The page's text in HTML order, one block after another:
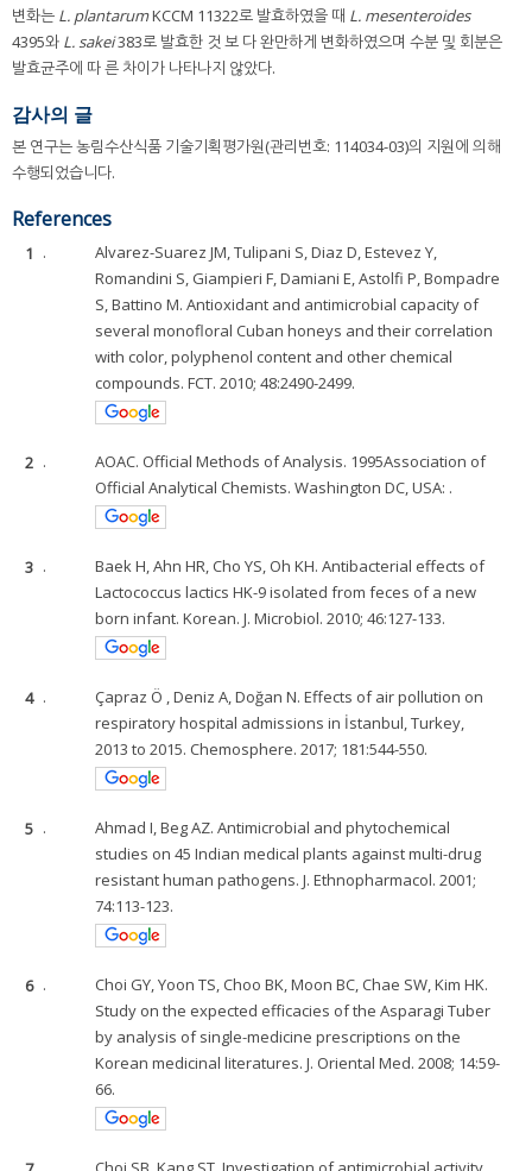
변화는 L. plantarumKCCM 11322로 발효하였을 때 L. mesenteroides
4395와 L. sakei383로 발효한 것 보 다 완만하게 변화하였으며 수분 및 회분은
발효균주에 따 른 차이가 나타나지 않았다.
감사의 글
본 연구는 농림수산식품 기술기획평가원(관리번호: 114034-03)의 지원에 의해
수행되었습니다.
References
1 .
Alvarez-Suarez JM, Tulipani S, Diaz D, Estevez Y,
Romandini S, Giampieri F, Damiani E, Astolfi P, Bompadre
S, Battino M. Antioxidant and antimicrobial capacity of
several monofloral Cuban honeys and their correlation
with color, polyphenol content and other chemical
compounds. FCT. 2010; 48:2490-2499.
2 .
AOAC. Official Methods of Analysis. 1995Association of
Official Analytical Chemists. Washington DC, USA: .
3 .
Baek H, Ahn HR, Cho YS, Oh KH. Antibacterial effects of
Lactococcus lactics HK-9 isolated from feces of a new
born infant. Korean. J. Microbiol. 2010; 46:127-133.
4 .
Çapraz Ö , Deniz A, Doğan N. Effects of air pollution on
respiratory hospital admissions in İstanbul, Turkey,
2013 to 2015. Chemosphere. 2017; 181:544-550.
5 .
Ahmad I, Beg AZ. Antimicrobial and phytochemical
studies on 45 Indian medical plants against multi-drug
resistant human pathogens. J. Ethnopharmacol. 2001;
74:113-123.
6 .
Choi GY, Yoon TS, Choo BK, Moon BC, Chae SW, Kim HK.
Study on the expected efficacies of the Asparagi Tuber
by analysis of single-medicine prescriptions on the
Korean medicinal literatures. J. Oriental Med. 2008; 14:59-
66.